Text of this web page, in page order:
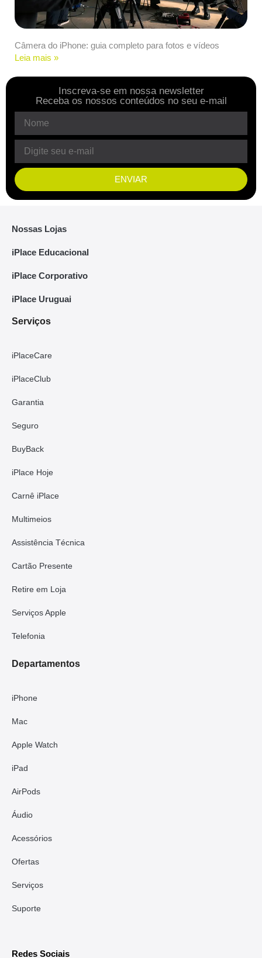
Câmera do iPhone: guia completo para fotos e vídeos
Leia mais »
Inscreva-se em nossa newsletter
Receba os nossos conteúdos no seu e-mail
ENVIAR
Nossas Lojas
iPlace Educacional
iPlace Corporativo
iPlace Uruguai
Serviços
iPlaceCare
iPlaceClub
Garantia
Seguro
BuyBack
iPlace Hoje
Carnê iPlace
Multimeios
Assistência Técnica
Cartão Presente
Retire em Loja
Serviços Apple
Telefonia
Departamentos
iPhone
Mac
Apple Watch
iPad
AirPods
Áudio
Acessórios
Ofertas
Serviços
Suporte
Redes Sociais